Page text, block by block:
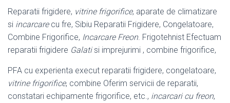
Reparatii frigidere, vitrine frigorifice, aparate de climatizare
si incarcarecu fre, Sibiu Reparatii Frigidere, Congelatoare,
Combine Frigorifice, Incarcare Freon. Frigotehnist Efectuam
reparatii frigidere Galatisi imprejurimi , combine frigorifice,
PFA cu experienta execut reparatii frigidere, congelatoare,
vitrine frigorifice, combine Oferim servicii de reparatii,
constatari echipamente frigorifice, etc., incarcari cu freon,